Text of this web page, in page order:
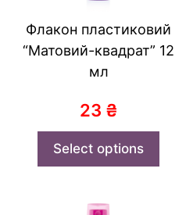
Флакон пластиковий
“Матовий-квадрат” 12
мл
23 ₴
Select options